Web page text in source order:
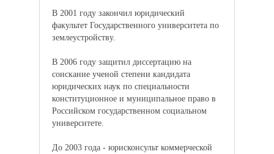
В 2001 году закончил юридический
факультет Государственного университета по
землеустройству.
В 2006 году защитил диссертацию на
соискание ученой степени кандидата
юридических наук по специальности
конституционное и муниципальное право в
Российском государственном социальном
университете.
До 2003 года - юрисконсульт коммерческой